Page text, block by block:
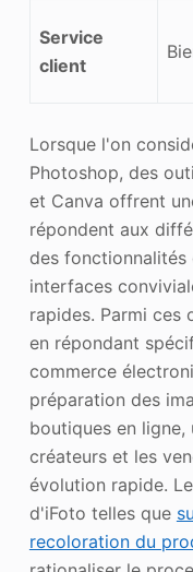
Service
client
Lorsque l'on
Photoshop, des
et Canva offrent
répondent aux
des fonctionnalités
interfaces
rapides. Parmi ces
en répondant
commerce
préparation des
boutiques en ligne,
créateurs et les
évolution rapide.
d'iFoto telles que
recoloration du